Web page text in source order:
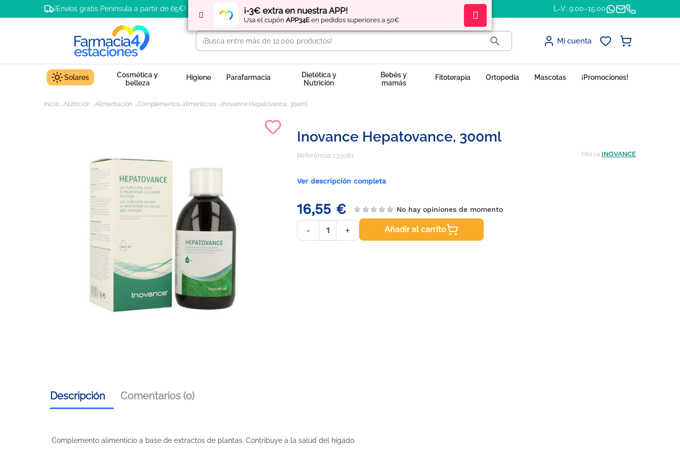
¡-3€ extra en nuestra APP!
Usa el cupón APP34E en pedidos superiores a 50€
¡Envíos gratis Península a partir de 65€! Regístratey obtén L–V: 9:00–15:00
 Mi cuenta
Solares
Cosmética y
belleza
Higiene Parafarmacia
Dietética y
Nutrición
Bebés y
mamás
Fitoterapia Ortopedia Mascotas ¡Promociones!
Inicio Nutrición Alimentación Complementos alimenticios Inovance Hepatovance, 300ml
Inovance Hepatovance, 300ml
Referencia: 133081 Marca INOVANCE
Ver descripción completa
16,55 € No hay opiniones de momento
- + Añadir al carrito
Descripción Comentarios (0)
Complemento alimenticio a base de extractos de plantas. Contribuye a la salud del hígado.